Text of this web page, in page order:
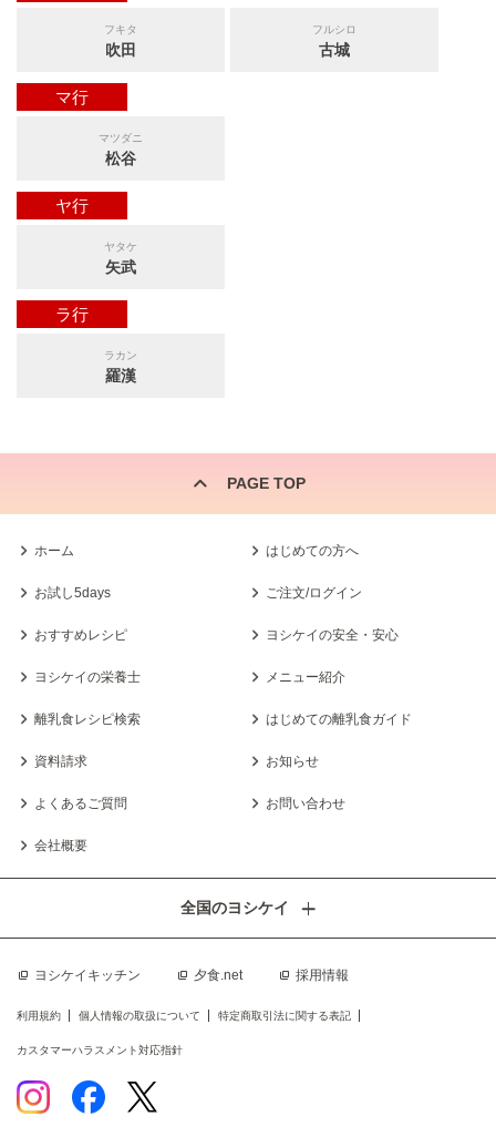
フキタ
吹田
フルシロ
古城
マ行
マツダニ
松谷
ヤ行
ヤタケ
矢武
ラ行
ラカン
羅漢
PAGE TOP
ホーム はじめての方へ
お試し5days ご注文/ログイン
おすすめレシピ ヨシケイの安全・安心
ヨシケイの栄養士 メニュー紹介
離乳食レシピ検索 はじめての離乳食ガイド
資料請求 お知らせ
よくあるご質問 お問い合わせ
会社概要
ヨシケイキッチン 夕食.net 採用情報
全国のヨシケイ
利用規約 個人情報の取扱について 特定商取引法に関する表記
カスタマーハラスメント対応指針